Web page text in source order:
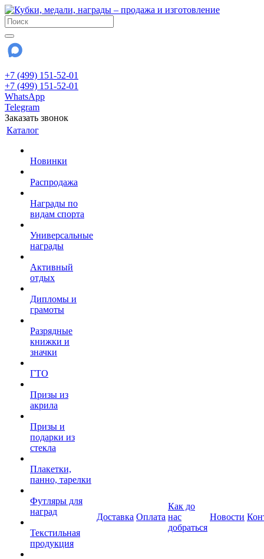
+7 (499) 151-52-01
+7 (499) 151-52-01
WhatsApp
Telegram
Заказать звонок
Каталог
Новинки
Распродажа
Награды по
видам спорта
Универсальные
награды
Активный
отдых
Дипломы и
грамоты
Разрядные
книжки и
значки
ГТО
Призы из
акрила
Призы и
подарки из
стекла
Плакетки,
панно, тарелки
Футляры для
наград
Текстильная
продукция
Доставка Оплата
Как до
нас
добраться
Новости